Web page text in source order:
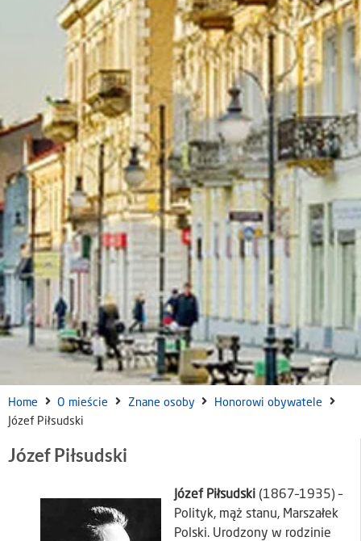
Home O mieście Znane osoby
Honorowi obywatele
Józef Piłsudski
Józef Piłsudski
Józef Piłsudski (1867–1935) –
Polityk, mąż stanu, Marszałek
Polski. Urodzony w rodzinie